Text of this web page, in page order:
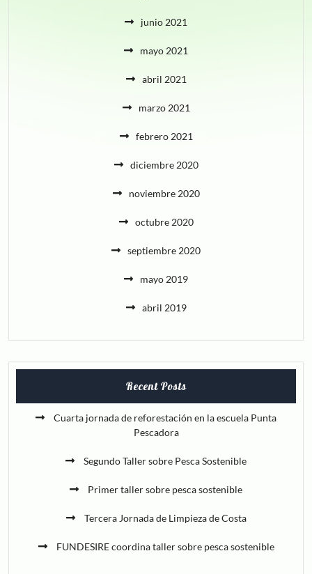
junio 2021
mayo 2021
abril 2021
marzo 2021
febrero 2021
diciembre 2020
noviembre 2020
octubre 2020
septiembre 2020
mayo 2019
abril 2019
Recent Posts
Cuarta jornada de reforestación en la escuela Punta
Pescadora
Segundo Taller sobre Pesca Sostenible
Primer taller sobre pesca sostenible
Tercera Jornada de Limpieza de Costa
FUNDESIRE coordina taller sobre pesca sostenible